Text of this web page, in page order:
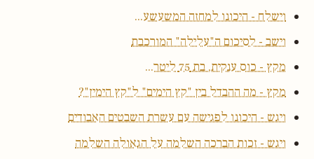
וישלח - היכונו למחזה המשעשע...
וישב - לסיכום ה"עלילה" המורכבת
מקץ - כוס ענקית, בת 75 ליטר...
מקץ - מה ההבדל בין "קץ הימים" ל"קץ הימין"?
ויגש - היכונו לפגישה עם עשרת השבטים האבודים
ויגש - זכות הברכה השלמה על הגאולה השלמה